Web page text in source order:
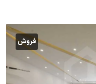
فروش